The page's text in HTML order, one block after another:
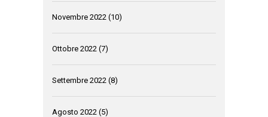
Novembre 2022 (10)
Ottobre 2022 (7)
Settembre 2022 (8)
Agosto 2022 (5)